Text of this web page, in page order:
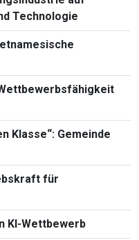
Technologie
Klasse“: Gemeinde
für
KI-Wettbewerb